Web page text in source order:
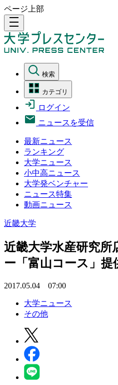
ページ上部
density_medium
検索
カテゴリ
ログイン
ニュースを受信
最新ニュース
ランキング
大学ニュース
小中高ニュース
大学発ベンチャー
ニュース特集
動画ニュース
近畿大学
近畿大学水産研究所
ー「富山コース」提
2017.05.04 07:00
大学ニュース
その他